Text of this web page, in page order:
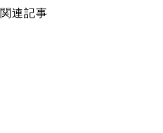
関連記事